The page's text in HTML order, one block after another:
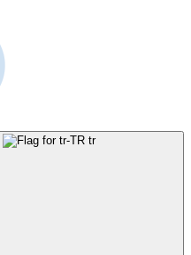
tr